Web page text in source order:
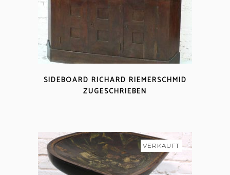
SIDEBOARD RICHARD RIEMERSCHMID
ZUGESCHRIEBEN
VERKAUFT